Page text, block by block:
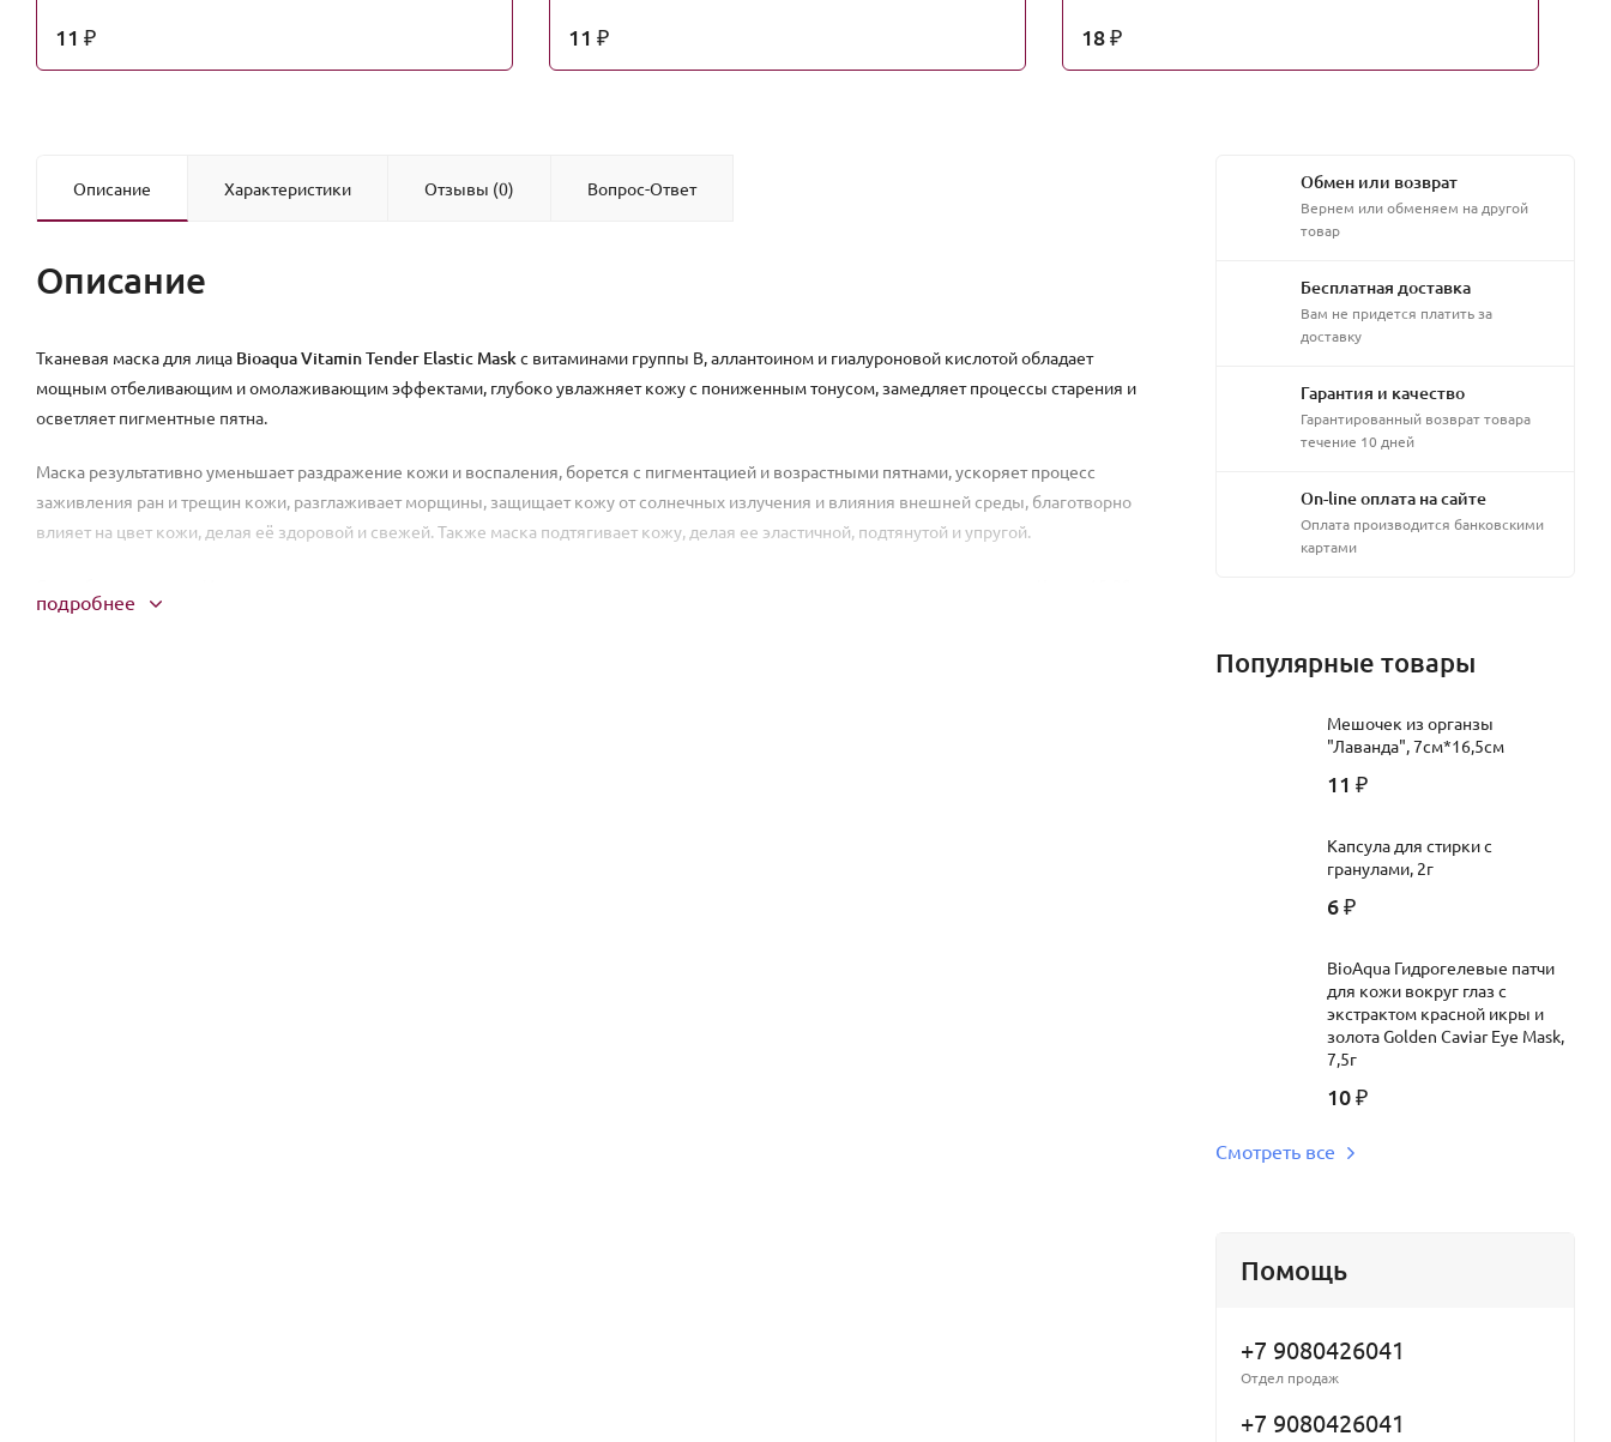
11 ₽ 11 ₽ 18 ₽
Описание Характеристики Отзывы (0) Вопрос-Ответ
Описание
Тканевая маска для лица Bioaqua Vitamin Tender Elastic Mask с витаминами группы В, аллантоином и гиалуроновой кислотой обладает
мощным отбеливающим и омолаживающим эффектами, глубоко увлажняет кожу с пониженным тонусом, замедляет процессы старения и
осветляет пигментные пятна.
Маска результативно уменьшает раздражение кожи и воспаления, борется с пигментацией и возрастными пятнами, ускоряет процесс
заживления ран и трещин кожи, разглаживает морщины, защищает кожу от солнечных излучения и влияния внешней среды, благотворно
влияет на цвет кожи, делая её здоровой и свежей. Также маска подтягивает кожу, делая ее эластичной, подтянутой и упругой.
минут можно снять маску.
подробнее
Обмен или возврат
Вернем или обменяем на другой
товар
Бесплатная доставка
Вам не придется платить за
доставку
Гарантия и качество
Гарантированный возврат товара
течение 10 дней
On-line оплата на сайте
Оплата производится банковскими
картами
Популярные товары
Мешочек из органзы
"Лаванда", 7см*16,5см
11 ₽
Капсула для стирки с
гранулами, 2г
6 ₽
BioAqua Гидрогелевые патчи
для кожи вокруг глаз c
экстрактом красной икры и
золота Golden Caviar Eye Mask,
7,5г
10 ₽
Смотреть все
Помощь
+7 9080426041
Отдел продаж
+7 9080426041